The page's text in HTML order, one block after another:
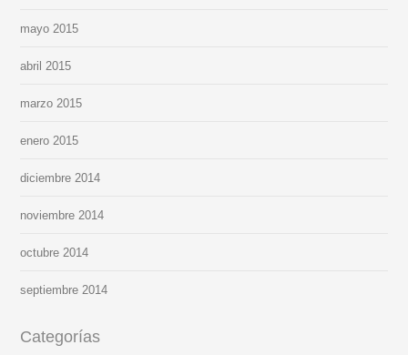
mayo 2015
abril 2015
marzo 2015
enero 2015
diciembre 2014
noviembre 2014
octubre 2014
septiembre 2014
Categorías